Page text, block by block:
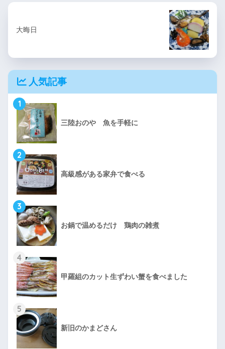
大晦日
人気記事
1
三陸おのや 魚を手軽に
2
高級感がある家弁で食べる
3
お鍋で温めるだけ 鶏肉の雑煮
4
甲羅組のカット生ずわい蟹を食べました
5
新旧のかまどさん